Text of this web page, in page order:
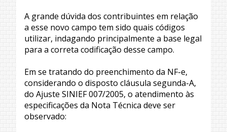
A grande dúvida dos contribuintes em relação
a esse novo campo tem sido quais códigos
utilizar, indagando principalmente a base legal
para a correta codificação desse campo.
Em se tratando do preenchimento da NF-e,
considerando o disposto cláusula segunda-A,
do Ajuste SINIEF 007/2005, o atendimento às
especificações da Nota Técnica deve ser
observado: